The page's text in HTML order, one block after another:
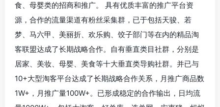
食、母婴类的招商和推广。 具有优质丰富的推广平台资
源，合作的流量渠道有粉丝采集群，已于包括天骏、若
梦、马六甲、美丽折、欢乐购、饺子部门等在内的精品淘
客联盟达成了长期战略合作。自有垂直类目社群，分别是
居家、美妆、母婴、美食等十大垂直类导购社群。并已与
10+大型淘客平台达成了长期战略合作关系，月推广商品数
1W+，月推广量100W+。已形成稳定的合作输出，日均流